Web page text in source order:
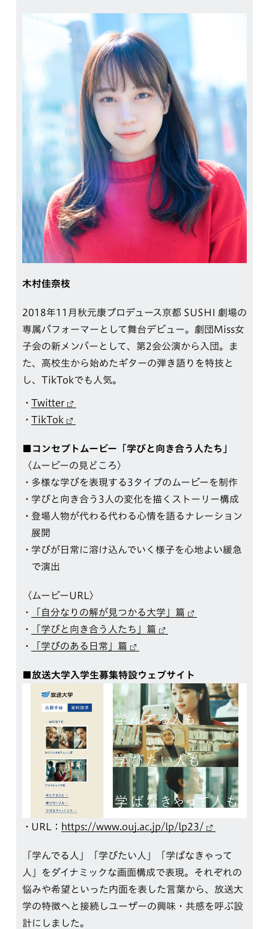
木村佳奈枝
2018年11⽉秋元康プロデュース京都 SUSHI 劇場の
専属パフォーマーとして舞台デビュー。劇団Miss女
子会の新メンバーとして、第2会公演から入団。ま
た、高校生から始めたギターの弾き語りを特技と
し、TikTokでも人気。
Twitter
TikTok
■コンセプトムービー「学びと向き合う人たち」
〈ムービーの見どころ〉
多様な学びを表現する3タイプのムービーを制作
学びと向き合う3人の変化を描くストーリー構成
登場人物が代わる代わる心情を語るナレーション
展開
学びが日常に溶け込んでいく様子を心地よい緩急
で演出
〈ムービーURL〉
「自分なりの解が見つかる大学」篇
「学びと向き合う人たち」篇
「学びのある日常」篇
■放送大学入学生募集特設ウェブサイト
URL： https://www.ouj.ac.jp/lp/lp23/
「学んでる人」「学びたい人」「学ばなきゃって
人」をダイナミックな画面構成で表現。それぞれの
悩みや希望といった内面を表した言葉から、放送大
学の特徴へと接続しユーザーの興味・共感を呼ぶ設
計にしました。